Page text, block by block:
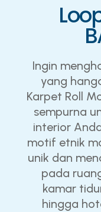
Ingin
yang
Karpet Roll
sempurna
interior
motif etnik
unik dan
pada
kamar
hingga